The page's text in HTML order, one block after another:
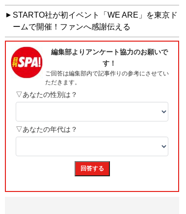
STARTO社が初イベント「WE ARE」を東京ド
ームで開催！ファンへ感謝伝える